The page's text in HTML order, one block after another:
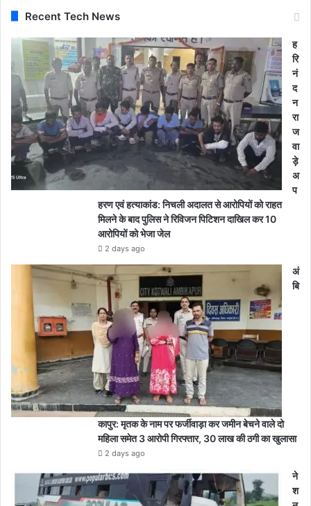
Recent Tech News
ह
रि
नं
द
न
रा
ज
वा
ड़े
अ
प
हरण एवं हत्याकांड: निचली अदालत से आरोपियों को राहत
मिलने के बाद पुलिस ने रिविजन पिटिशन दाखिल कर 10
आरोपियों को भेजा जेल
2 days ago
अं
बि
कापुर: मृतक के नाम पर फर्जीवाड़ा कर जमीन बेचने वाले दो
महिला समेत 3 आरोपी गिरफ्तार, 30 लाख की ठगी का खुलासा
2 days ago
ने
श